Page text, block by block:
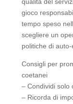
gioco
tempo speso
scegliere un
politiche di
Consigli per
coetanei
– Condividi solo
– Ricorda di